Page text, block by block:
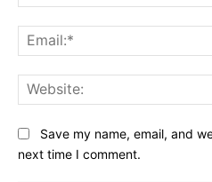
Save my name, email, and
next time I comment.